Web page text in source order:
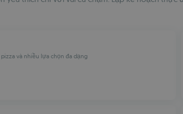
và nhiều lựa chọn đa dạng